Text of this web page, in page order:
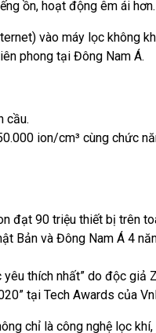
ồn, hoạt động êm ái hơn.
vào máy lọc không
phong tại Đông Nam Á.
cầu.
ion/cm³ cùng chức
đạt 90 triệu thiết bị trên
Bản và Đông Nam Á 4
thích nhất” do độc giả
tại Tech Awards của
chỉ là công nghệ lọc